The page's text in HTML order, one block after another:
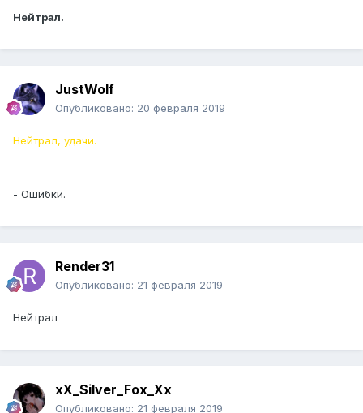
Нейтрал.
JustWolf
Опубликовано: 20 февраля 2019
Нейтрал, удачи.
- Ошибки.
Render31
Опубликовано: 21 февраля 2019
Нейтрал
xX_Silver_Fox_Xx
Опубликовано: 21 февраля 2019